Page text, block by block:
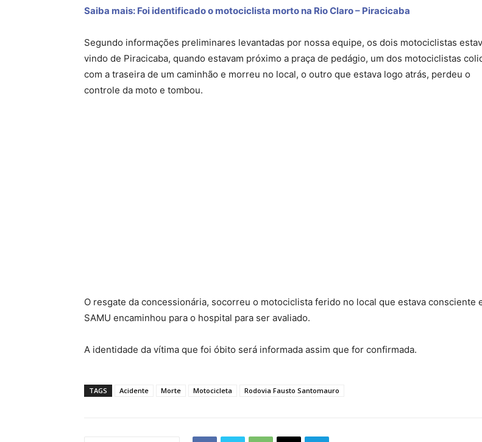
Saiba mais: Foi identificado o motociclista morto na Rio Claro – Piracicaba
Segundo informações preliminares levantadas por nossa equipe, os dois motociclistas
vindo de Piracicaba, quando estavam próximo a praça de pedágio, um dos motociclistas
com a traseira de um caminhão e morreu no local, o outro que estava logo atrás, perdeu o
controle da moto e tombou.
O resgate da concessionária, socorreu o motociclista ferido no local que estava consciente
SAMU encaminhou para o hospital para ser avaliado.
A identidade da vítima que foi óbito será informada assim que for confirmada.
TAGS Acidente Morte Motocicleta Rodovia Fausto Santomauro